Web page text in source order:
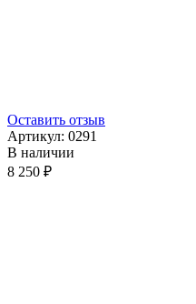
Оставить отзыв
Артикул: 0291
В наличии
8 250 ₽